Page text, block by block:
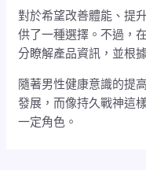
對於希望改善體能、提
供了一種選擇。不過，
分瞭解產品資訊，並根
隨著男性健康意識的提
發展，而像持久戰神這
一定角色。